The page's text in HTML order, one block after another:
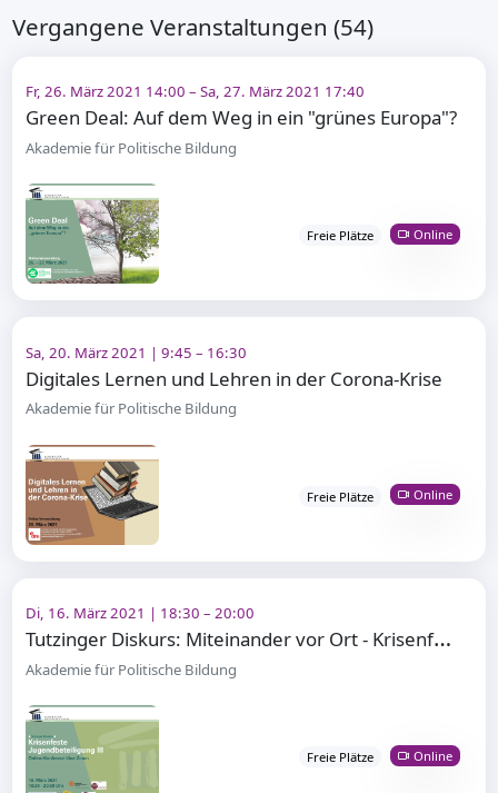
Vergangene Veranstaltungen (54)
Fr, 26. März 2021 14:00 – Sa, 27. März 2021 17:40
Green Deal: Auf dem Weg in ein "grünes Europa"?
Akademie für Politische Bildung
Freie Plätze Online
Sa, 20. März 2021 | 9:45 – 16:30
Digitales Lernen und Lehren in der Corona-Krise
Akademie für Politische Bildung
Freie Plätze Online
Di, 16. März 2021 | 18:30 – 20:00
T
utzinger Diskurs: Miteinander vor Ort - Krisenfeste Jugendbeteiligung III
Akademie für Politische Bildung
Freie Plätze Online